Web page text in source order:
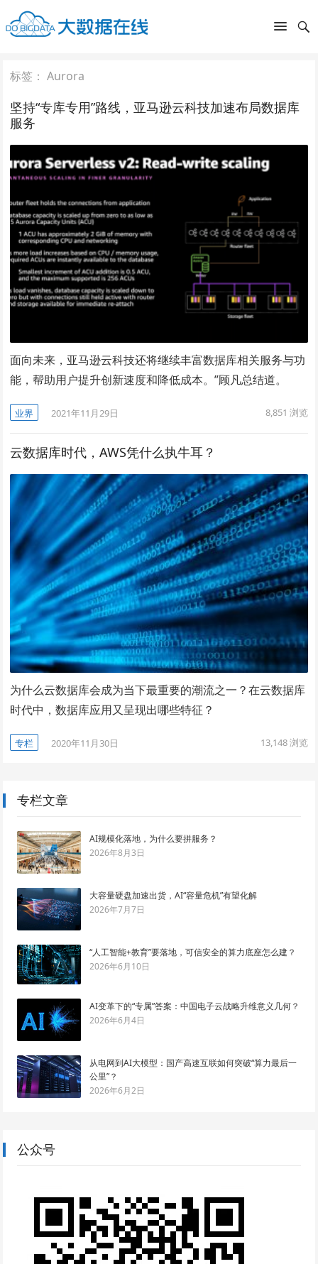
标签：Aurora
坚持“专库专用”路线，亚马逊云科技加速布局数据库
服务
面向未来，亚马逊云科技还将继续丰富数据库相关服务与功
能，帮助用户提升创新速度和降低成本。”顾凡总结道。
业界 2021年11月29日 8,851 浏览
云数据库时代，AWS凭什么执牛耳？
为什么云数据库会成为当下最重要的潮流之一？在云数据库
时代中，数据库应用又呈现出哪些特征？
专栏 2020年11月30日 13,148浏览
专栏文章
AI规模化落地，为什么要拼服务？
2026年8月3日
大容量硬盘加速出货，AI“容量危机”有望化解
2026年7月7日
“人工智能+教育”要落地，可信安全的算力底座怎么建？
2026年6月10日
AI变革下的“专属”答案：中国电子云战略升维意义几何？
2026年6月4日
从电网到AI大模型：国产高速互联如何突破“算力最后一
公里”？
2026年6月2日
公众号